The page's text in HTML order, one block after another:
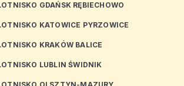
GDAŃSK RĘBIECHOWO
KATOWICE PYRZOWICE
KRAKÓW BALICE
LUBLIN ŚWIDNIK